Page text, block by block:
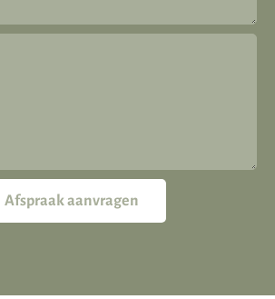
Afspraak aanvragen